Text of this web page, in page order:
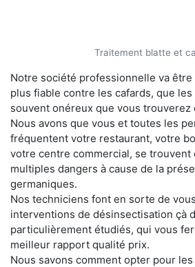
Traitement blatte et
Notre société professionnelle va
plus fiable contre les cafards, que
souvent onéreux que vous trouverez
Nous avons que vous et toutes les
fréquentent votre restaurant, votre
votre centre commercial, se trouvent
multiples dangers à cause de la
germaniques.
Nos techniciens font en sorte de
interventions de désinsectisation çà
particulièrement étudiés, qui vous
meilleur rapport qualité prix.
Nous savons comment opter pour